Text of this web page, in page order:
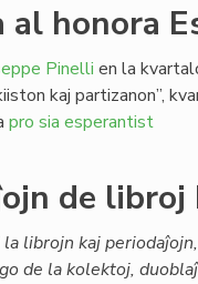
honora
Pinelli en la
kaj partizanon”,
pro sia esperantist
de libroj
la librojn kaj
de la kolektoj,